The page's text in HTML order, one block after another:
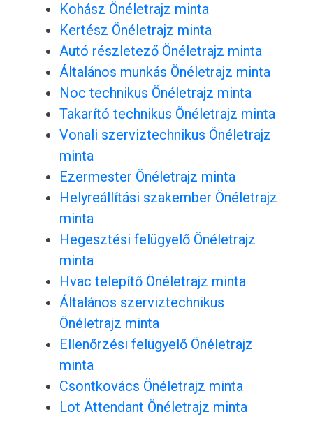
Kohász Önéletrajz minta
Kertész Önéletrajz minta
Autó részletező Önéletrajz minta
Általános munkás Önéletrajz minta
Noc technikus Önéletrajz minta
Takarító technikus Önéletrajz minta
Vonali szerviztechnikus Önéletrajz
minta
Ezermester Önéletrajz minta
Helyreállítási szakember Önéletrajz
minta
Hegesztési felügyelő Önéletrajz
minta
Hvac telepítő Önéletrajz minta
Általános szerviztechnikus
Önéletrajz minta
Ellenőrzési felügyelő Önéletrajz
minta
Csontkovács Önéletrajz minta
Lot Attendant Önéletrajz minta